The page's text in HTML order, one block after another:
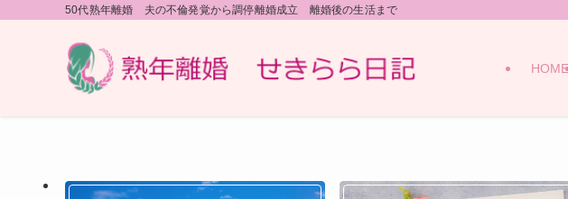
50代熟年離婚 夫の不倫発覚から調停離婚成立 離婚後の生活まで
HOME